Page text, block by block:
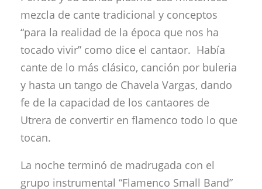
mezcla de cante tradicional y conceptos
“para la realidad de la época que nos ha
tocado vivir” como dice el cantaor. Había
cante de lo más clásico, canción por buleria
y hasta un tango de Chavela Vargas, dando
fe de la capacidad de los cantaores de
Utrera de convertir en flamenco todo lo que
tocan.
La noche terminó de madrugada con el
grupo instrumental “Flamenco Small Band”